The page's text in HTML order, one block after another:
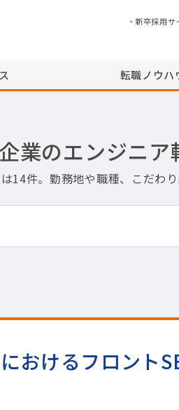
新卒採用サ
転職ノウハ
業のエンジニア
件。勤務地や職種、こだわ
おけるフロント